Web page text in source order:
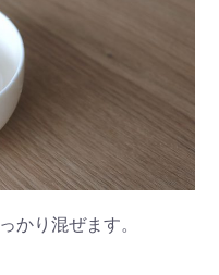
かり混ぜます。